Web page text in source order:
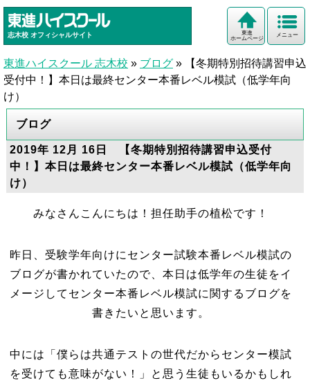
志木校 オフィシャルサイト メニュー
東進
ホームページ
東進ハイスクール 志木校 » ブログ »
【冬期特別招待講習申込
受付中！】本日は最終センター本番レベル模試（低学年向
け）
ブログ
2019年 12月 16日 【冬期特別招待講習申込受付
中！】本日は最終センター本番レベル模試（低学年向
け）
みなさんこんにちは！担任助手の植松です！
昨日、受験学年向けにセンター試験本番レベル模試の
ブログが書かれていたので、本日は低学年の生徒をイ
メージしてセンター本番レベル模試に関するブログを
書きたいと思います。
中には「僕らは共通テストの世代だからセンター模試
を受けても意味がない！」と思う生徒もいるかもしれ